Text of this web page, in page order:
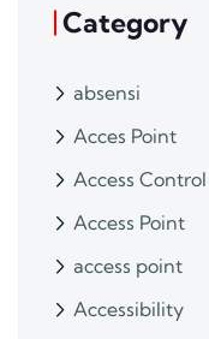
Category
absensi
Acces Point
Access Control
Access Point
access point
Accessibility